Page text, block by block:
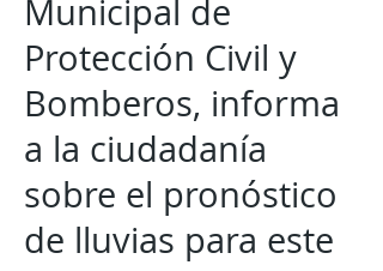
Municipal de
Protección Civil y
Bomberos, informa
a la ciudadanía
sobre el pronóstico
de lluvias para este